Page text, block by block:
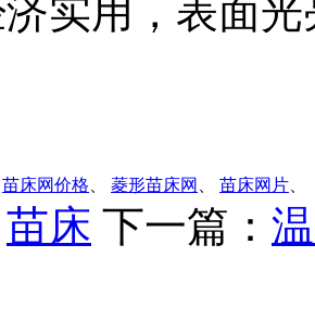
实用，表面
苗床网价格 菱形苗床网 苗床网片
苗床 下一篇：